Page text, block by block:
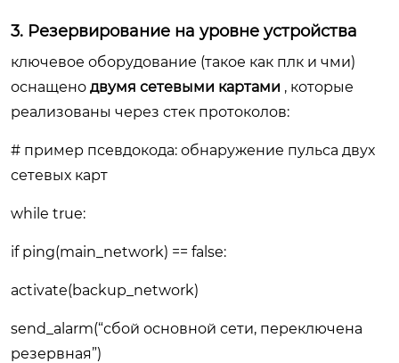
3. Резервирование на уровне устройства
ключевое оборудование (такое как плк и чми)
оснащено двумя сетевыми картами , которые
реализованы через стек протоколов:
# пример псевдокода: обнаружение пульса двух
сетевых карт
while true:
if ping(main_network) == false:
activate(backup_network)
send_alarm(“сбой основной сети, переключена
резервная”)